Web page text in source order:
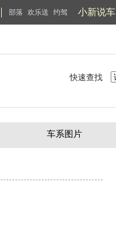
部落 欢乐送 约驾 小新说车
快速查找
车系图片